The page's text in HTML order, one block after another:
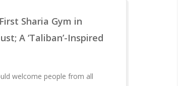
Sharia Gym in
A ‘Taliban’-Inspired
welcome people from all